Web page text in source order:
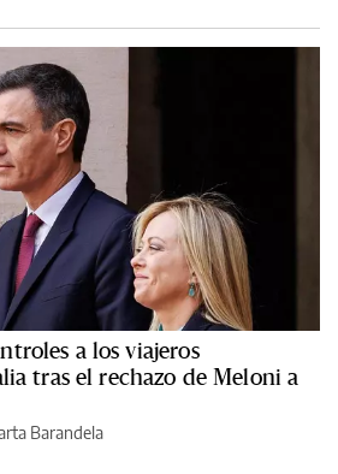
a los viajeros
tras el rechazo de Meloni a
Barandela